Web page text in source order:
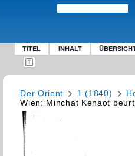
TITEL INHALT
Der Orient 1 (1840)
Wien: Minchat Kenaot